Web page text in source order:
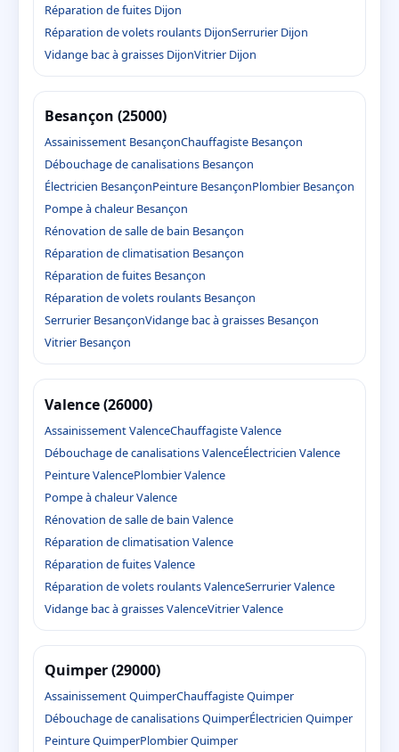
Réparation de fuites Dijon
Réparation de volets roulants DijonSerrurier Dijon
Vidange bac à graisses DijonVitrier Dijon
Besançon (25000)
Assainissement BesançonChauffagiste Besançon
Débouchage de canalisations Besançon
Électricien BesançonPeinture BesançonPlombier Besançon
Pompe à chaleur Besançon
Rénovation de salle de bain Besançon
Réparation de climatisation Besançon
Réparation de fuites Besançon
Réparation de volets roulants Besançon
Serrurier BesançonVidange bac à graisses Besançon
Vitrier Besançon
Valence (26000)
Assainissement ValenceChauffagiste Valence
Débouchage de canalisations ValenceÉlectricien Valence
Peinture ValencePlombier Valence
Pompe à chaleur Valence
Rénovation de salle de bain Valence
Réparation de climatisation Valence
Réparation de fuites Valence
Réparation de volets roulants ValenceSerrurier Valence
Vidange bac à graisses ValenceVitrier Valence
Quimper (29000)
Assainissement QuimperChauffagiste Quimper
Débouchage de canalisations QuimperÉlectricien Quimper
Peinture QuimperPlombier Quimper